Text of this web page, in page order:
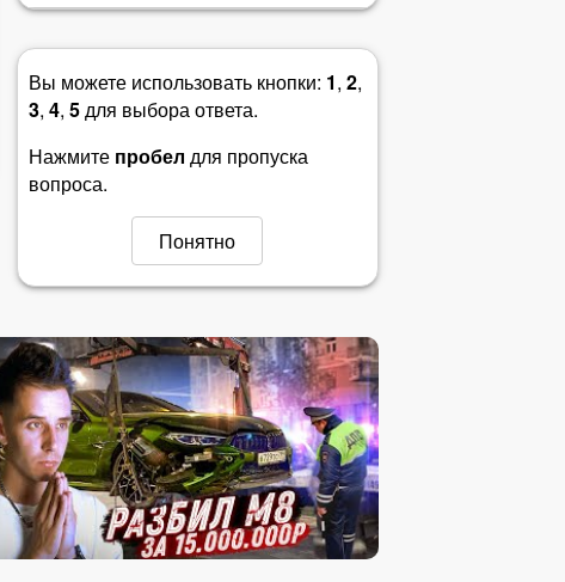
Вы можете использовать кнопки: 1,2,
3, 4,5для выбора ответа.
Нажмите пробел для пропуска
вопроса.
Понятно